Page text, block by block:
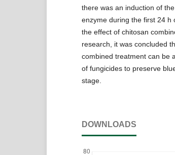
there was an induction of
enzyme during the first 24 h
the effect of chitosan
research, it was concluded
combined treatment can be
of fungicides to preserve
stage.
DOWNLOADS